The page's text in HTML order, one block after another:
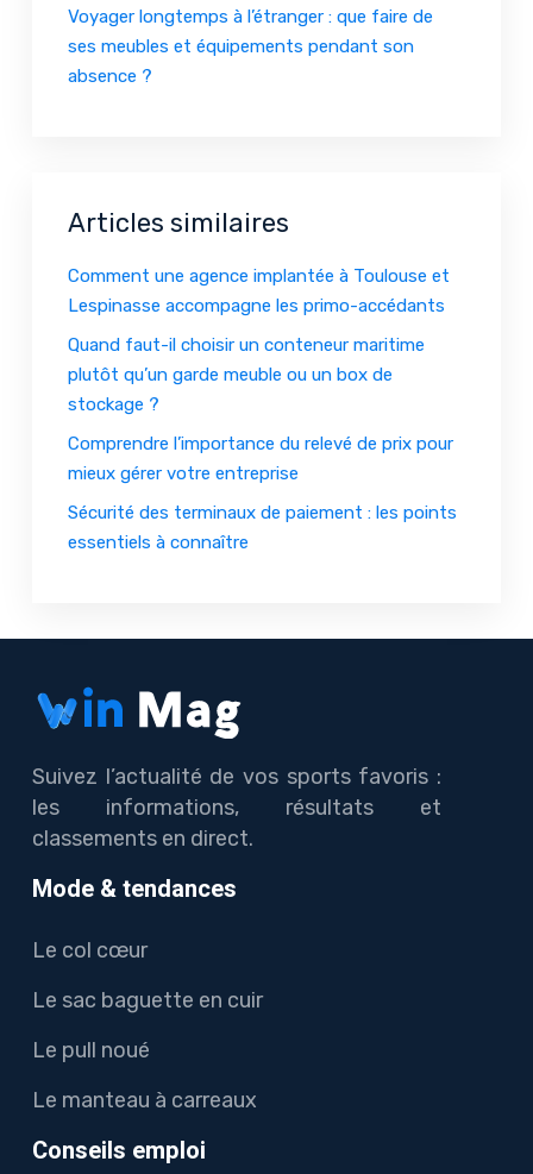
Voyager longtemps à l’étranger : que faire de
ses meubles et équipements pendant son
absence ?
Articles similaires
Comment une agence implantée à Toulouse et
Lespinasse accompagne les primo-accédants
Quand faut-il choisir un conteneur maritime
plutôt qu’un garde meuble ou un box de
stockage ?
Comprendre l’importance du relevé de prix pour
mieux gérer votre entreprise
Sécurité des terminaux de paiement : les points
essentiels à connaître
Suivez l’actualité de vos sports favoris :
les informations, résultats et
classements en direct.
Mode & tendances
Le col cœur
Le sac baguette en cuir
Le pull noué
Le manteau à carreaux
Conseils emploi